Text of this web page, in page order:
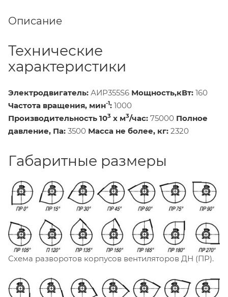
Описание
Технические
характеристики
Электродвигатель: АИР355S6 Мощность,кВт: 160
Частота вращения, мин-1: 1000
Производительность 103 х м3/час: 75000 Полное
давление, Па: 3500 Масса не более, кг: 2320
Габаритные размеры
Схема разворотов корпусов вентиляторов ДН (ПР).